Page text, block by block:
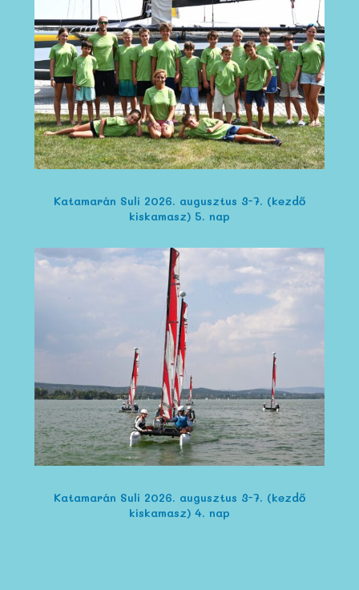
Katamarán Suli 2026. augusztus 3-7. (kezdő
kiskamasz) 5. nap
Katamarán Suli 2026. augusztus 3-7. (kezdő
kiskamasz) 4. nap